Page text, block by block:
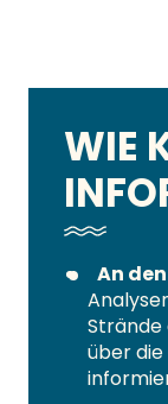
WIE
An
Strände
über